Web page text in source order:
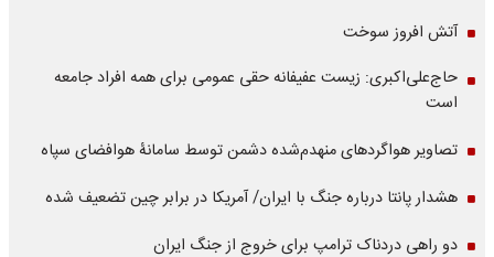
آتش افروز سوخت
حاج‌علی‌اکبری: زیست عفیفانه حقی عمومی برای همه افراد جامعه
است
تصاویر هواگردهای منهدم‌شده دشمن توسط سامانۀ هوافضای سپاه
هشدار پانتا درباره جنگ با ایران/ آمریکا در برابر چین تضعیف شده
دو راهی دردناک ترامپ برای خروج از جنگ ایران